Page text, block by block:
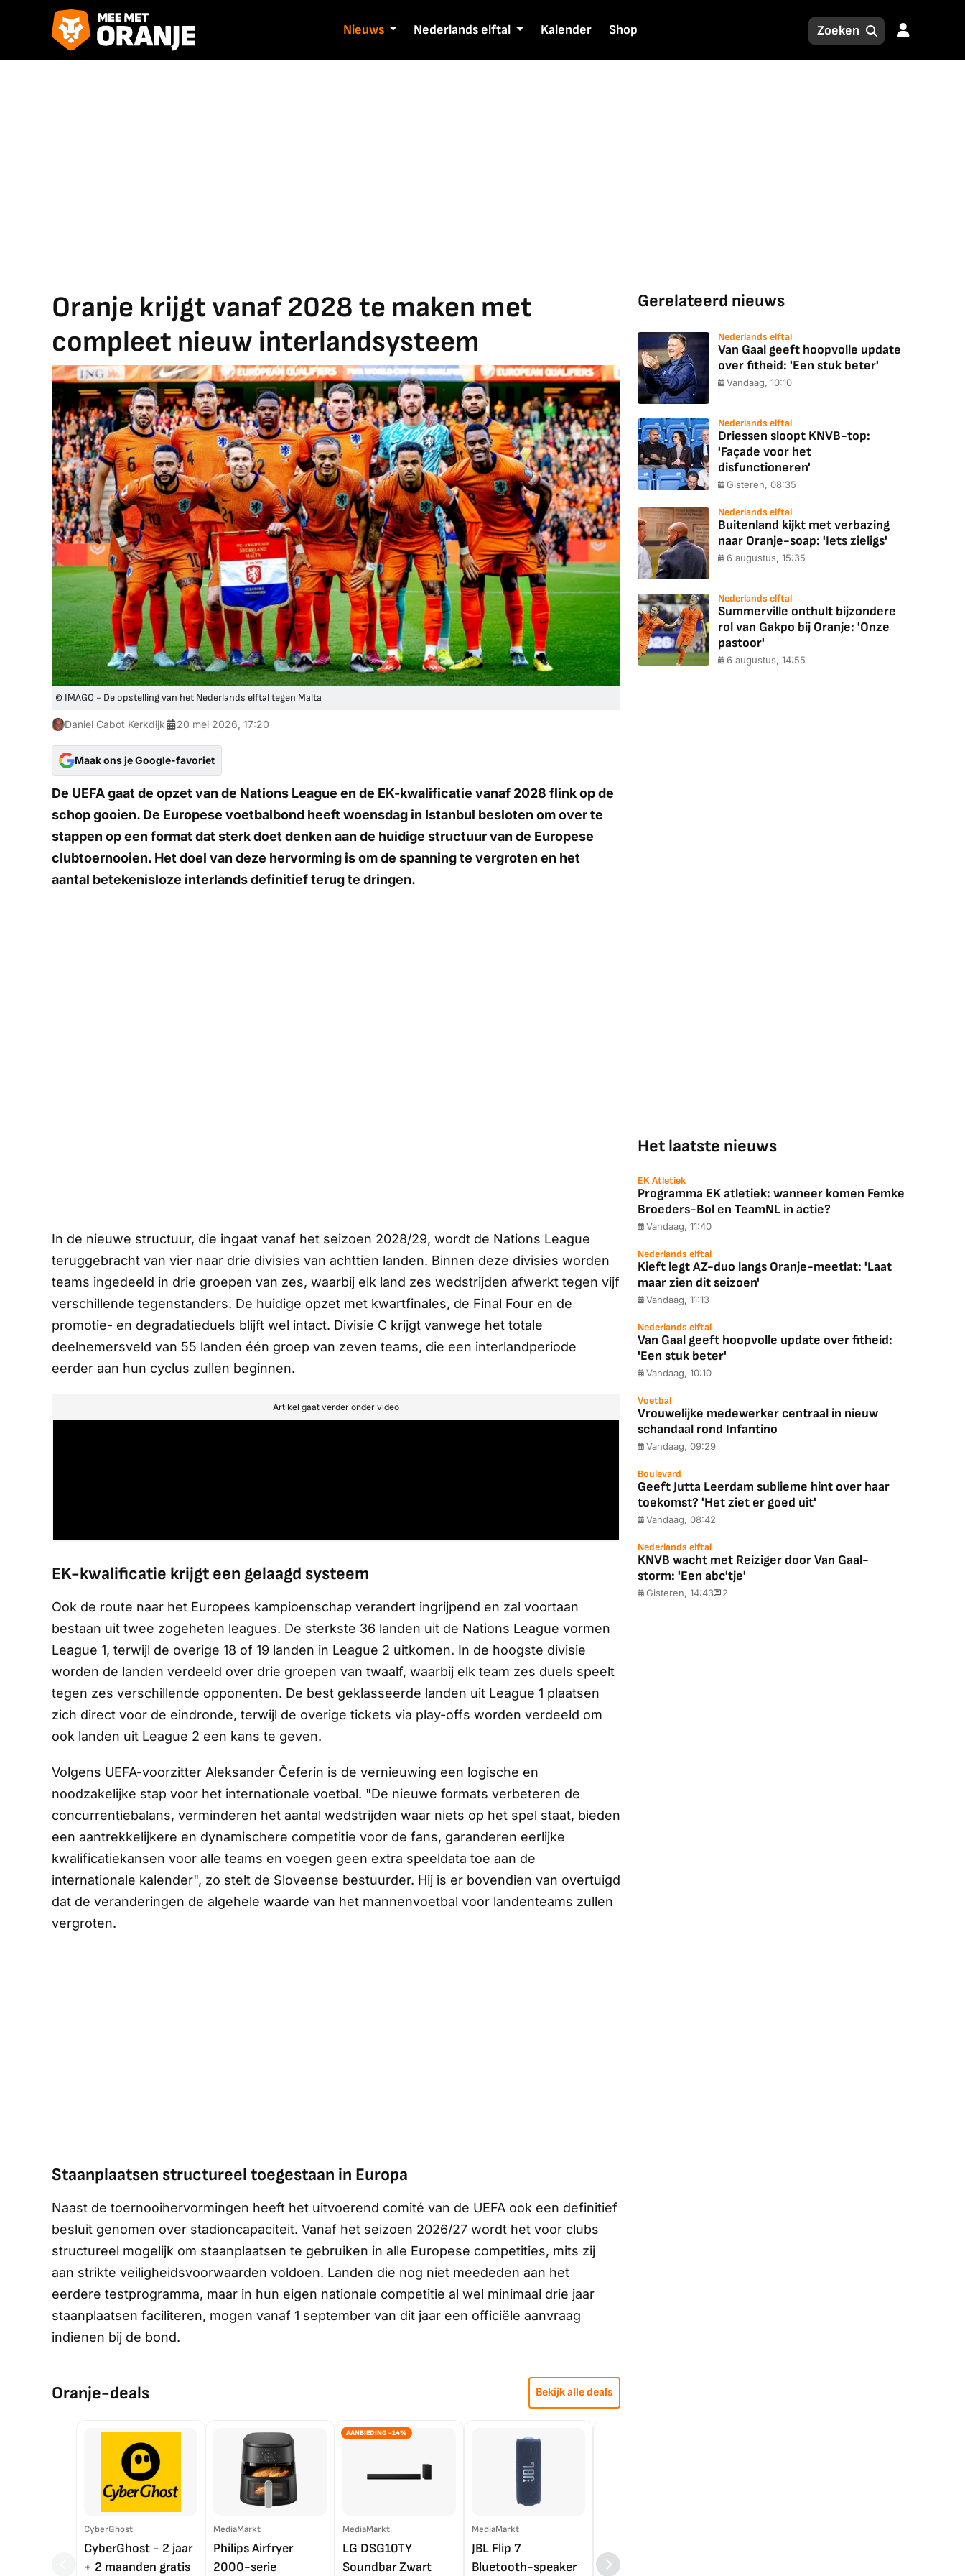
Nieuws Nederlands elftal Kalender Shop
Oranje krijgt vanaf 2028 te maken met
compleet nieuw interlandsysteem
© IMAGO - De opstelling van het Nederlands elftal tegen Malta
Daniel Cabot Kerkdijk 20 mei 2026, 17:20
Maak ons je Google-favoriet
De UEFA gaat de opzet van de Nations League en de EK-kwalificatie vanaf 2028 flink op de
schop gooien. De Europese voetbalbond heeft woensdag in Istanbul besloten om over te
stappen op een format dat sterk doet denken aan de huidige structuur van de Europese
clubtoernooien. Het doel van deze hervorming is om de spanning te vergroten en het
aantal betekenisloze interlands definitief terug te dringen.
In de nieuwe structuur, die ingaat vanaf het seizoen 2028/29, wordt de Nations League
teruggebracht van vier naar drie divisies van achttien landen. Binnen deze divisies worden
teams ingedeeld in drie groepen van zes, waarbij elk land zes wedstrijden afwerkt tegen vijf
verschillende tegenstanders. De huidige opzet met kwartfinales, de Final Four en de
promotie- en degradatieduels blijft wel intact. Divisie C krijgt vanwege het totale
deelnemersveld van 55 landen één groep van zeven teams, die een interlandperiode
eerder aan hun cyclus zullen beginnen.
Artikel gaat verder onder video
EK-kwalificatie krijgt een gelaagd systeem
Ook de route naar het Europees kampioenschap verandert ingrijpend en zal voortaan
bestaan uit twee zogeheten leagues. De sterkste 36 landen uit de Nations League vormen
League 1, terwijl de overige 18 of 19 landen in League 2 uitkomen. In de hoogste divisie
worden de landen verdeeld over drie groepen van twaalf, waarbij elk team zes duels speelt
tegen zes verschillende opponenten. De best geklasseerde landen uit League 1 plaatsen
zich direct voor de eindronde, terwijl de overige tickets via play-offs worden verdeeld om
ook landen uit League 2 een kans te geven.
Volgens UEFA-voorzitter Aleksander Čeferin is de vernieuwing een logische en
noodzakelijke stap voor het internationale voetbal. "De nieuwe formats verbeteren de
concurrentiebalans, verminderen het aantal wedstrijden waar niets op het spel staat, bieden
een aantrekkelijkere en dynamischere competitie voor de fans, garanderen eerlijke
kwalificatiekansen voor alle teams en voegen geen extra speeldata toe aan de
internationale kalender", zo stelt de Sloveense bestuurder. Hij is er bovendien van overtuigd
dat de veranderingen de algehele waarde van het mannenvoetbal voor landenteams zullen
vergroten.
Staanplaatsen structureel toegestaan in Europa
Naast de toernooihervormingen heeft het uitvoerend comité van de UEFA ook een definitief
besluit genomen over stadioncapaciteit. Vanaf het seizoen 2026/27 wordt het voor clubs
structureel mogelijk om staanplaatsen te gebruiken in alle Europese competities, mits zij
aan strikte veiligheidsvoorwaarden voldoen. Landen die nog niet meededen aan het
eerdere testprogramma, maar in hun eigen nationale competitie al wel minimaal drie jaar
staanplaatsen faciliteren, mogen vanaf 1 september van dit jaar een officiële aanvraag
indienen bij de bond.
Oranje-deals Bekijk alle deals
CyberGhost
CyberGhost - 2 jaar
+ 2 maanden gratis
MediaMarkt
Philips Airfryer
2000-serie
AANBIEDING -14%
MediaMarkt
LG DSG10TY
Soundbar Zwart
MediaMarkt
JBL Flip 7
Bluetooth-speaker
LG OLED55C56LB
4K TV (2025)
Gerelateerd nieuws
Nederlands elftal
Van Gaal geeft hoopvolle update
over fitheid: 'Een stuk beter'
Vandaag, 10:10
Nederlands elftal
Driessen sloopt KNVB-top:
'Façade voor het
disfunctioneren'
Gisteren, 08:35
Nederlands elftal
Buitenland kijkt met verbazing
naar Oranje-soap: 'Iets zieligs'
6 augustus, 15:35
Nederlands elftal
Summerville onthult bijzondere
rol van Gakpo bij Oranje: 'Onze
pastoor'
6 augustus, 14:55
Het laatste nieuws
EK Atletiek
Programma EK atletiek: wanneer komen Femke
Broeders-Bol en TeamNL in actie?
Vandaag, 11:40
Nederlands elftal
Kieft legt AZ-duo langs Oranje-meetlat: 'Laat
maar zien dit seizoen'
Vandaag, 11:13
Nederlands elftal
Van Gaal geeft hoopvolle update over fitheid:
'Een stuk beter'
Vandaag, 10:10
Voetbal
Vrouwelijke medewerker centraal in nieuw
schandaal rond Infantino
Vandaag, 09:29
Boulevard
Geeft Jutta Leerdam sublieme hint over haar
toekomst? 'Het ziet er goed uit'
Vandaag, 08:42
Nederlands elftal
KNVB wacht met Reiziger door Van Gaal-
storm: 'Een abc'tje'
Gisteren, 14:43 2